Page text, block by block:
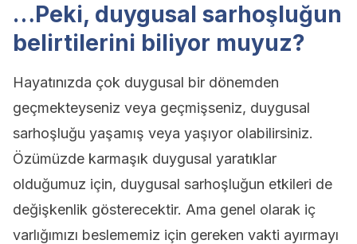
…Peki, duygusal sarhoşluğun
belirtilerini biliyor muyuz?
Hayatınızda çok duygusal bir dönemden
geçmekteyseniz veya geçmişseniz, duygusal
sarhoşluğu yaşamış veya yaşıyor olabilirsiniz.
Özümüzde karmaşık duygusal yaratıklar
olduğumuz için, duygusal sarhoşluğun etkileri de
değişkenlik gösterecektir. Ama genel olarak iç
varlığımızı beslememiz için gereken vakti ayırmayı